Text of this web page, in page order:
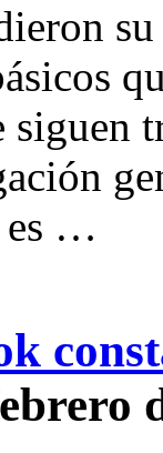
es …